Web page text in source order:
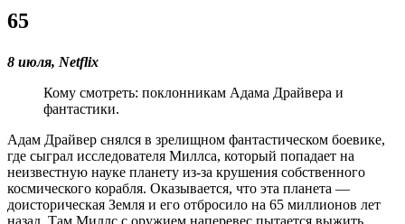
65
8 июля, Netflix
Кому смотреть: поклонникам Адама Драйвера и
фантастики.
Адам Драйвер снялся в зрелищном фантастическом боевике,
где сыграл исследователя Миллса, который попадает на
неизвестную науке планету из-за крушения собственного
космического корабля. Оказывается, что эта планета —
доисторическая Земля и его отбросило на 65 миллионов лет
назад. Там Миллс с оружием наперевес пытается выжить